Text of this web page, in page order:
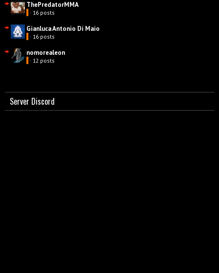
ThePredatorMMA
· 16 posts
Gianluca Antonio Di Maio
· 16 posts
nomorealeon
· 12 posts
Server Discord